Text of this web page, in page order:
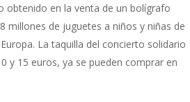
obtenido en la venta de un bolígrafo
millones de juguetes a niños y niñas de
La taquilla del concierto solidario
y 15 euros, ya se pueden comprar en